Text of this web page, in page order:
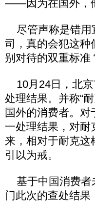
——因为在国外，
尽管声称是错用
司，真的会犯这种
别对待的双重标准
10月24日，北京
处理结果。并称“
国外的消费者。
一处理结果，对耐
来，相对于耐克这
引以为戒。
基于中国消费者
门此次的查处结